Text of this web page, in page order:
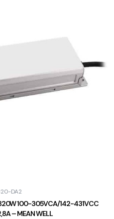
DA2
100-305VCA/142-431VCC
– MEAN WELL